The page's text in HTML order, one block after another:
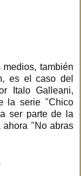
también
es el caso del
Italo Galleani,
la serie "Chico
ser parte de la
ahora "No abras